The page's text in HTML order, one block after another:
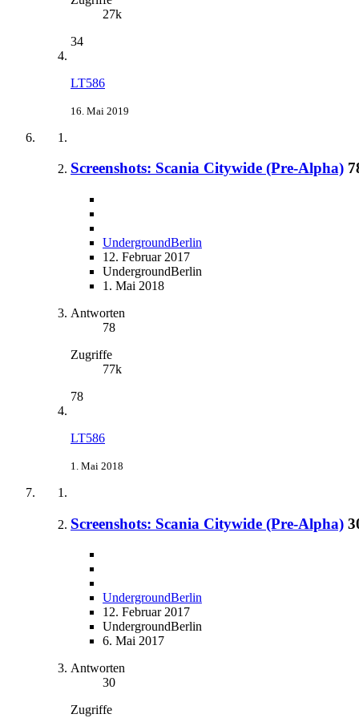
27k
34
LT586
16. Mai 2019
Screenshots: Scania Citywide (Pre-Alpha)
UndergroundBerlin
12. Februar 2017
UndergroundBerlin
1. Mai 2018
Antworten
78
Zugriffe
77k
78
LT586
1. Mai 2018
Screenshots: Scania Citywide (Pre-Alpha)
UndergroundBerlin
12. Februar 2017
UndergroundBerlin
6. Mai 2017
Antworten
30
Zugriffe